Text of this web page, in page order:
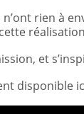
rien à
et
disponible